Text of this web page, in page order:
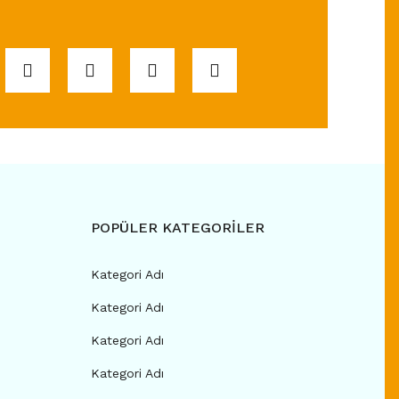
POPÜLER KATEGORİLER
Kategori Adı
Kategori Adı
Kategori Adı
Kategori Adı